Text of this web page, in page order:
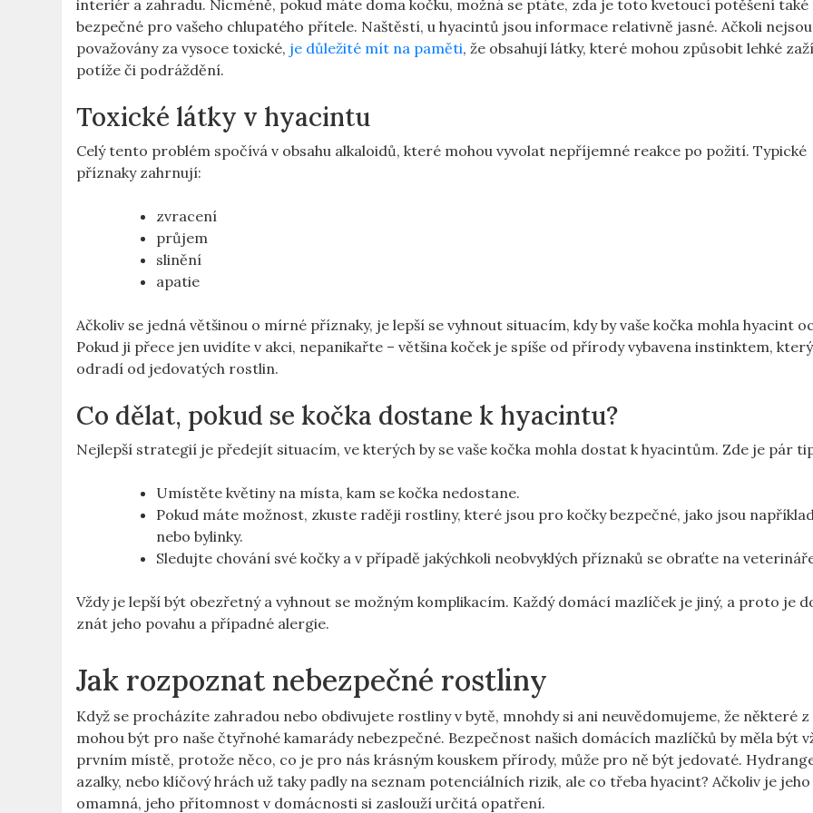
interiér a zahradu. Nicméně, pokud máte doma kočku, možná se ptáte, zda je toto kvetoucí potěšení také
bezpečné pro vašeho chlupatého přítele. Naštěstí, u hyacintů jsou informace relativně jasné. Ačkoli nejsou
považovány za vysoce toxické, je důležité mít na paměti, že obsahují látky, které mohou způsobit lehké
potíže či podráždění.
Toxické látky v hyacintu
Celý tento problém spočívá v obsahu alkaloidů, které mohou vyvolat nepříjemné reakce po požití. Typické
příznaky zahrnují:
zvracení
průjem
slinění
apatie
Ačkoliv se jedná většinou o mírné příznaky, je lepší se vyhnout situacím, kdy by vaše kočka mohla hyacint
Pokud ji přece jen uvidíte v akci, nepanikařte – většina koček je spíše od přírody vybavena instinktem,
odradí od jedovatých rostlin.
Co dělat, pokud se kočka dostane k hyacintu?
Nejlepší strategií je předejít situacím, ve kterých by se vaše kočka mohla dostat k hyacintům. Zde je pár
Umístěte květiny na místa, kam se kočka nedostane.
Pokud máte možnost, zkuste raději rostliny, které jsou pro kočky bezpečné, jako jsou
nebo bylinky.
Sledujte chování své kočky a v případě jakýchkoli neobvyklých příznaků se obraťte na
Vždy je lepší být obezřetný a vyhnout se možným komplikacím. Každý domácí mazlíček je jiný, a proto je
znát jeho povahu a případné alergie.
Jak rozpoznat nebezpečné rostliny
Když se procházíte zahradou nebo obdivujete rostliny v bytě, mnohdy si ani neuvědomujeme, že některé z
mohou být pro naše čtyřnohé kamarády nebezpečné. Bezpečnost našich domácích mazlíčků by měla být
prvním místě, protože něco, co je pro nás krásným kouskem přírody, může pro ně být jedovaté.
azalky, nebo klíčový hrách už taky padly na seznam potenciálních rizik, ale co třeba hyacint? Ačkoliv je jeho
omamná, jeho přítomnost v domácnosti si zaslouží určitá opatření.